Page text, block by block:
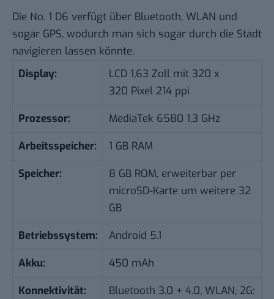
Die No. 1 D6 verfügt über Bluetooth, WLAN und
sogar GPS, wodurch man sich sogar durch die Stadt
navigieren lassen könnte.
Display:
LCD 1,63 Zoll mit 320 x
320 Pixel 214 ppi
Prozessor:
MediaTek 6580 1,3 GHz
Arbeitsspeicher:
1 GB RAM
Speicher:
8 GB ROM, erweiterbar per
microSD-Karte um weitere 32
GB
Betriebssystem:
Android 5.1
Akku:
450 mAh
Konnektivität:
Bluetooth 3.0 + 4.0, WLAN, 2G: